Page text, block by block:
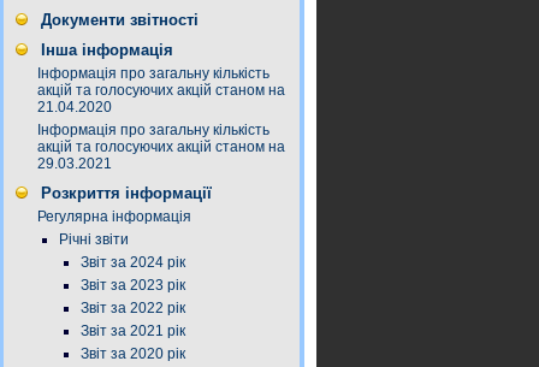
Документи звітності
Інша інформація
Інформація про загальну кількість
акцій та голосуючих акцій станом на
21.04.2020
Інформація про загальну кількість
акцій та голосуючих акцій станом на
29.03.2021
Розкриття інформації
Регулярна інформація
Річні звіти
Звіт за 2024 рік
Звіт за 2023 рік
Звіт за 2022 рік
Звіт за 2021 рік
Звіт за 2020 рік